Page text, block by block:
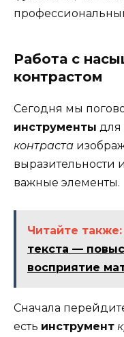
Работа с
контрастом
Сегодня мы
инструменты для
контраста
выразительности
важные элементы.
Читайте также:
текста —
восприятие
Сначала
есть инструмент